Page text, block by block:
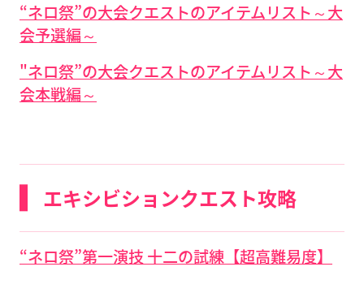
“ネロ祭”の大会クエストのアイテムリスト～大
会予選編～
"ネロ祭”の大会クエストのアイテムリスト～大
会本戦編～
エキシビションクエスト攻略
“ネロ祭”第一演技 十二の試練【超高難易度】